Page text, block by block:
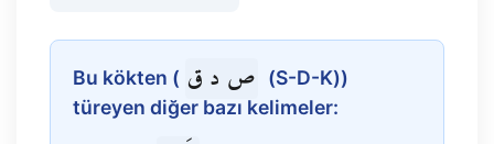
Bu kökten ( ص د ق
(S-D-K))
türeyen diğer bazı kelimeler: